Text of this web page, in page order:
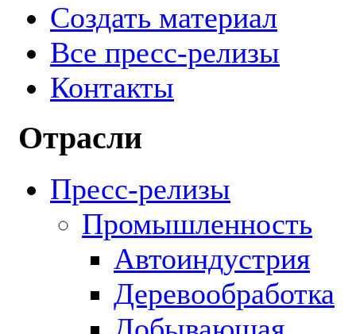
Создать материал
Все пресс-релизы
Контакты
Отрасли
Пресс-релизы
Промышленность
Автоиндустрия
Деревообработка